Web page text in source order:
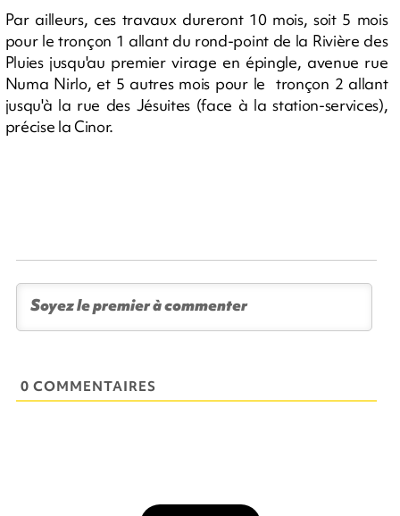
Par ailleurs, ces travaux dureront 10 mois, soit 5 mois
pour le tronçon 1 allant du rond-point de la Rivière des
Pluies jusqu'au premier virage en épingle, avenue rue
Numa Nirlo, et 5 autres mois pour le tronçon 2 allant
jusqu'à la rue des Jésuites (face à la station-services),
précise la Cinor.
0 COMMENTAIRES